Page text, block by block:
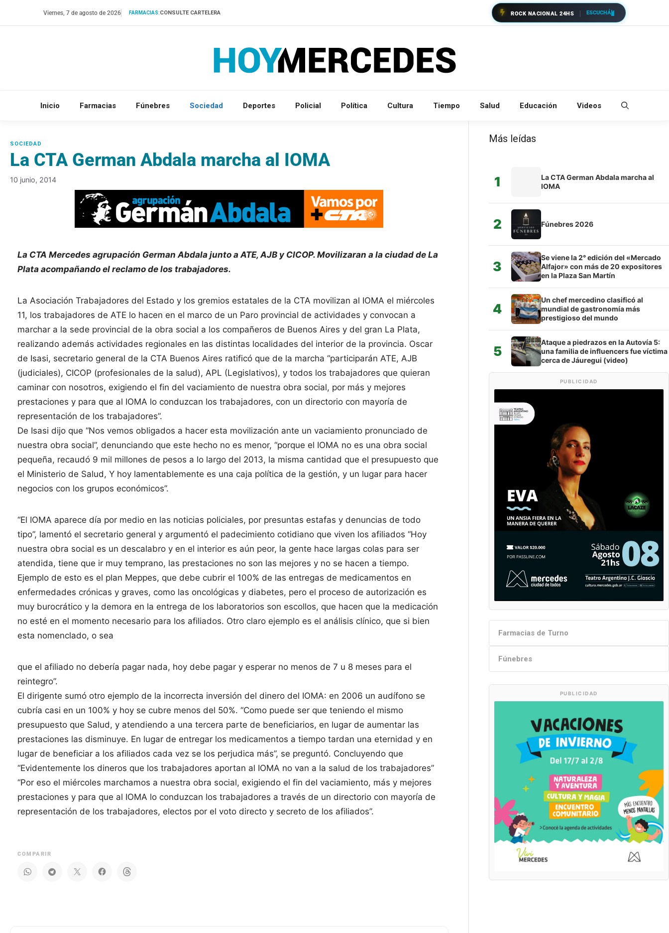
Viernes, 7 de agosto de 2026 FARMACIAS:CONSULTE CARTELERA ROCK NACIONAL 24HS ESCUCHÁ
Inicio Farmacias Fúnebres Sociedad Deportes Policial Política Cultura Tiempo Salud Educación Videos
La CTA German Abdala marcha al IOMA
10 junio, 2014
La CTA Mercedes agrupación German Abdala junto a ATE, AJB y CICOP. Movilizaran a la ciudad de La
Plata acompañando el reclamo de los trabajadores.
La Asociación Trabajadores del Estado y los gremios estatales de la CTA movilizan al IOMA el miércoles
11, los trabajadores de ATE lo hacen en el marco de un Paro provincial de actividades y convocan a
marchar a la sede provincial de la obra social a los compañeros de Buenos Aires y del gran La Plata,
realizando además actividades regionales en las distintas localidades del interior de la provincia. Oscar
de Isasi, secretario general de la CTA Buenos Aires ratificó que de la marcha “participarán ATE, AJB
(judiciales), CICOP (profesionales de la salud), APL (Legislativos), y todos los trabajadores que quieran
caminar con nosotros, exigiendo el fin del vaciamiento de nuestra obra social, por más y mejores
prestaciones y para que al IOMA lo conduzcan los trabajadores, con un directorio con mayoría de
representación de los trabajadores”.
De Isasi dijo que “Nos vemos obligados a hacer esta movilización ante un vaciamiento pronunciado de
nuestra obra social”, denunciando que este hecho no es menor, “porque el IOMA no es una obra social
pequeña, recaudó 9 mil millones de pesos a lo largo del 2013, la misma cantidad que el presupuesto que
el Ministerio de Salud, Y hoy lamentablemente es una caja política de la gestión, y un lugar para hacer
negocios con los grupos económicos”.
“El IOMA aparece día por medio en las noticias policiales, por presuntas estafas y denuncias de todo
tipo”, lamentó el secretario general y argumentó el padecimiento cotidiano que viven los afiliados “Hoy
nuestra obra social es un descalabro y en el interior es aún peor, la gente hace largas colas para ser
atendida, tiene que ir muy temprano, las prestaciones no son las mejores y no se hacen a tiempo.
Ejemplo de esto es el plan Meppes, que debe cubrir el 100% de las entregas de medicamentos en
enfermedades crónicas y graves, como las oncológicas y diabetes, pero el proceso de autorización es
muy burocrático y la demora en la entrega de los laboratorios son escollos, que hacen que la medicación
no esté en el momento necesario para los afiliados. Otro claro ejemplo es el análisis clínico, que si bien
esta nomenclado, o sea
que el afiliado no debería pagar nada, hoy debe pagar y esperar no menos de 7 u 8 meses para el
reintegro”.
El dirigente sumó otro ejemplo de la incorrecta inversión del dinero del IOMA: en 2006 un audífono se
cubría casi en un 100% y hoy se cubre menos del 50%. “Como puede ser que teniendo el mismo
presupuesto que Salud, y atendiendo a una tercera parte de beneficiarios, en lugar de aumentar las
prestaciones las disminuye. En lugar de entregar los medicamentos a tiempo tardan una eternidad y en
lugar de beneficiar a los afiliados cada vez se los perjudica más”, se preguntó. Concluyendo que
“Evidentemente los dineros que los trabajadores aportan al IOMA no van a la salud de los trabajadores”
“Por eso el miércoles marchamos a nuestra obra social, exigiendo el fin del vaciamiento, más y mejores
prestaciones y para que al IOMA lo conduzcan los trabajadores a través de un directorio con mayoría de
representación de los trabajadores, electos por el voto directo y secreto de los afiliados”.
COMPARIR
Más leídas
1
La CTA German Abdala marcha al
IOMA
2 Fúnebres 2026
3
Se viene la 2° edición del «Mercado
Alfajor» con más de 20 expositores
en la Plaza San Martín
4
Un chef mercedino clasificó al
mundial de gastronomía más
prestigioso del mundo
5
Ataque a piedrazos en la Autovía 5:
una familia de influencers fue víctima
cerca de Jáuregui (video)
PUBLICIDAD
Farmacias de Turno
Fúnebres
PUBLICIDAD